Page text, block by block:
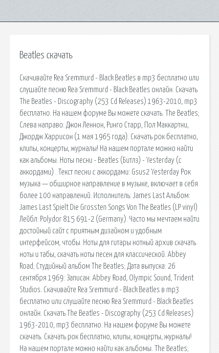
Beatles скачать
Скачивайте Rea Sremmurd - Black Beatles в mp3 бесплатно или
слушайте песню Rea Sremmurd - Black Beatles онлайн. Скачать
The Beatles - Discography (253 Cd Releases) 1963-2010, mp3
бесплатно. На нашем форуме Вы можете скачать. The Beatles;
Слева направо: Джон Леннон, Ринго Старр, Пол Маккартни,
Джордж Харрисон (1 мая 1965 года). Скачать рок бесплатно,
клипы, концерты, журналы! На нашем портале можно найти
как альбомы. Ноты песни - Beatles (Битлз) - Yesterday (с
аккордами) . Текст песни c аккордами: Gsus2 Yesterday Рок
музыка — обширное направление в музыке, включает в себя
более 100 направлений. Исполнитель: James Last Альбом:
James Last Spielt Die Grossten Songs Von The Beatles (LP vinyl)
Лейбл: Polydor 815 691-2 (Germany). Часто мы мечтаем найти
достойный сайт с приятным дизайном и удобным
интерфейсом, чтобы. Ноты для гитары нотный архив скачать
ноты и табы, скачать ноты песен для классической. Abbey
Road; Студийный альбом The Beatles; Дата выпуска: 26
сентября 1969: Записан: Abbey Road, Olympic Sound, Trident
Studios. Скачивайте Rea Sremmurd - Black Beatles в mp3
бесплатно или слушайте песню Rea Sremmurd - Black Beatles
онлайн. Скачать The Beatles - Discography (253 Cd Releases)
1963-2010, mp3 бесплатно. На нашем форуме Вы можете
скачать. Скачать рок бесплатно, клипы, концерты, журналы!
На нашем портале можно найти как альбомы. The Beatles;